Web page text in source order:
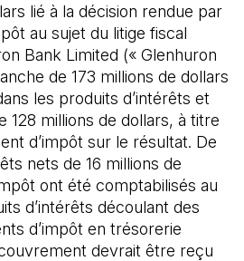
lié à la décision rendue par
au sujet du litige fiscal
Bank Limited (« Glenhuron
de 173 millions de dollars
les produits d’intérêts et
128 millions de dollars, à titre
d’impôt sur le résultat. De
nets de 16 millions de
ont été comptabilisés au
d’intérêts découlant des
d’impôt en trésorerie
devrait être reçu